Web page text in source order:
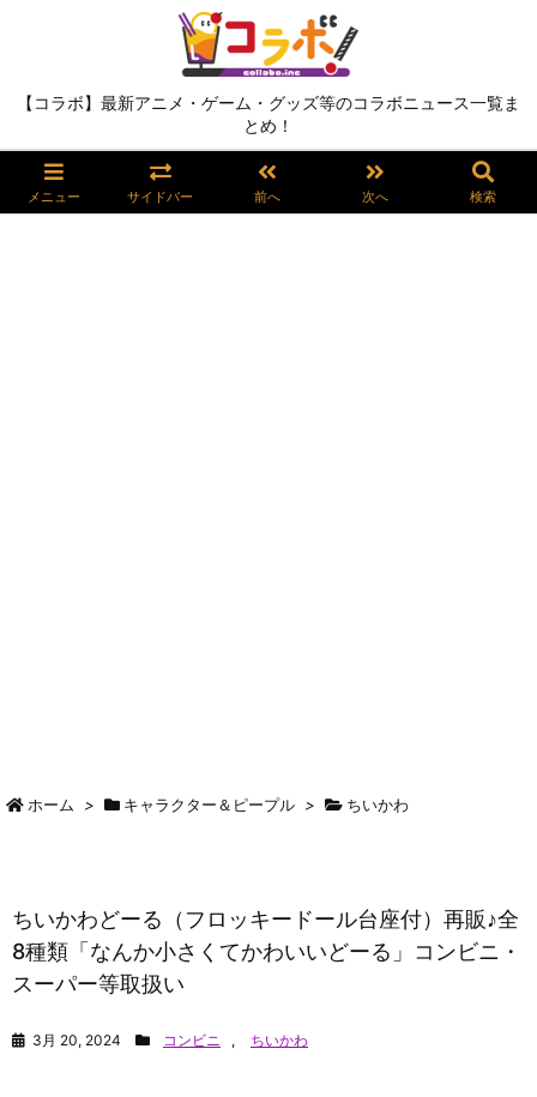
【コラボ】最新アニメ・ゲーム・グッズ等のコラボニュース一覧ま
とめ！
メニュー サイドバー 前へ 次へ 検索
ホーム > キャラクター＆ピープル > ちいかわ
ちいかわどーる（フロッキードール台座付）再販♪全
8種類「なんか小さくてかわいいどーる」コンビニ・
スーパー等取扱い
3月 20, 2024 コンビニ , ちいかわ